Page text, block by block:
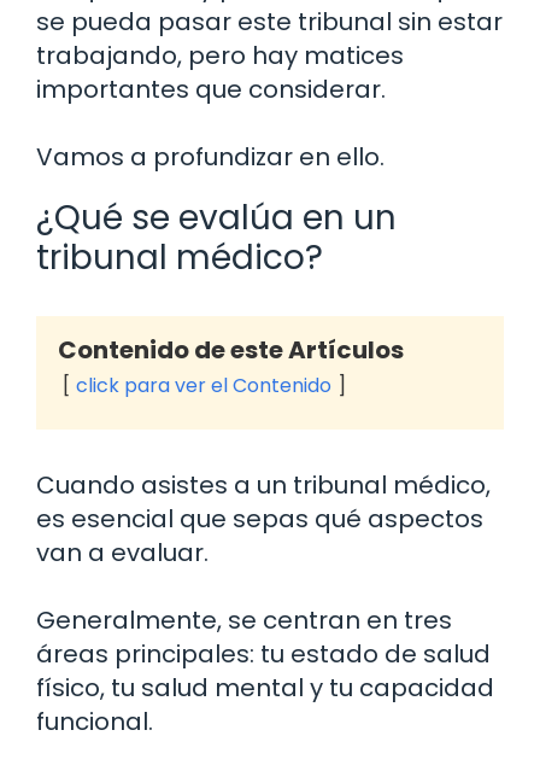
se pueda pasar este tribunal sin estar
trabajando, pero hay matices
importantes que considerar.
Vamos a profundizar en ello.
¿Qué se evalúa en un
tribunal médico?
Contenido de este Artículos
click para ver el Contenido
Cuando asistes a un tribunal médico,
es esencial que sepas qué aspectos
van a evaluar.
Generalmente, se centran en tres
áreas principales: tu estado de salud
físico, tu salud mental y tu capacidad
funcional.